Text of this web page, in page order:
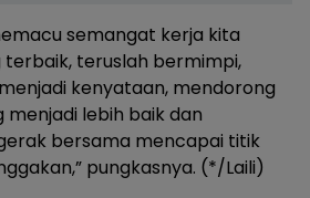
semangat kerja kita
terbaik, teruslah bermimpi,
kenyataan, mendorong
menjadi lebih baik dan
bersama mencapai titik
pungkasnya. (*/Laili)